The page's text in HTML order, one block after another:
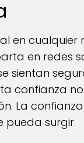
en cualquier
en redes
sientan
confianza
La
pueda surgir.